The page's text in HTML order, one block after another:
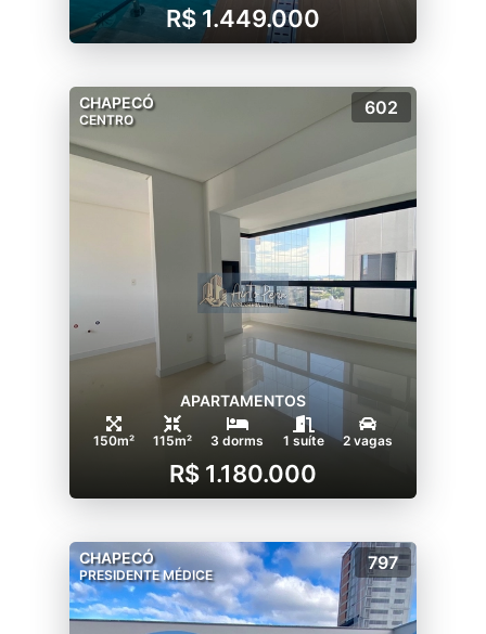
R$ 1.449.000
CHAPECÓ
CENTRO
602
APARTAMENTOS
150m² 115m² 3 dorms 1 suíte 2 vagas
R$ 1.180.000
CHAPECÓ
PRESIDENTE MÉDICE
797